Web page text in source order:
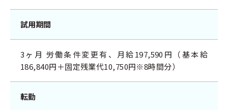
試用期間
3ヶ月 労働条件変更有、月給197,590円（基本給
186,840円＋固定残業代10,750円※8時間分）
転勤